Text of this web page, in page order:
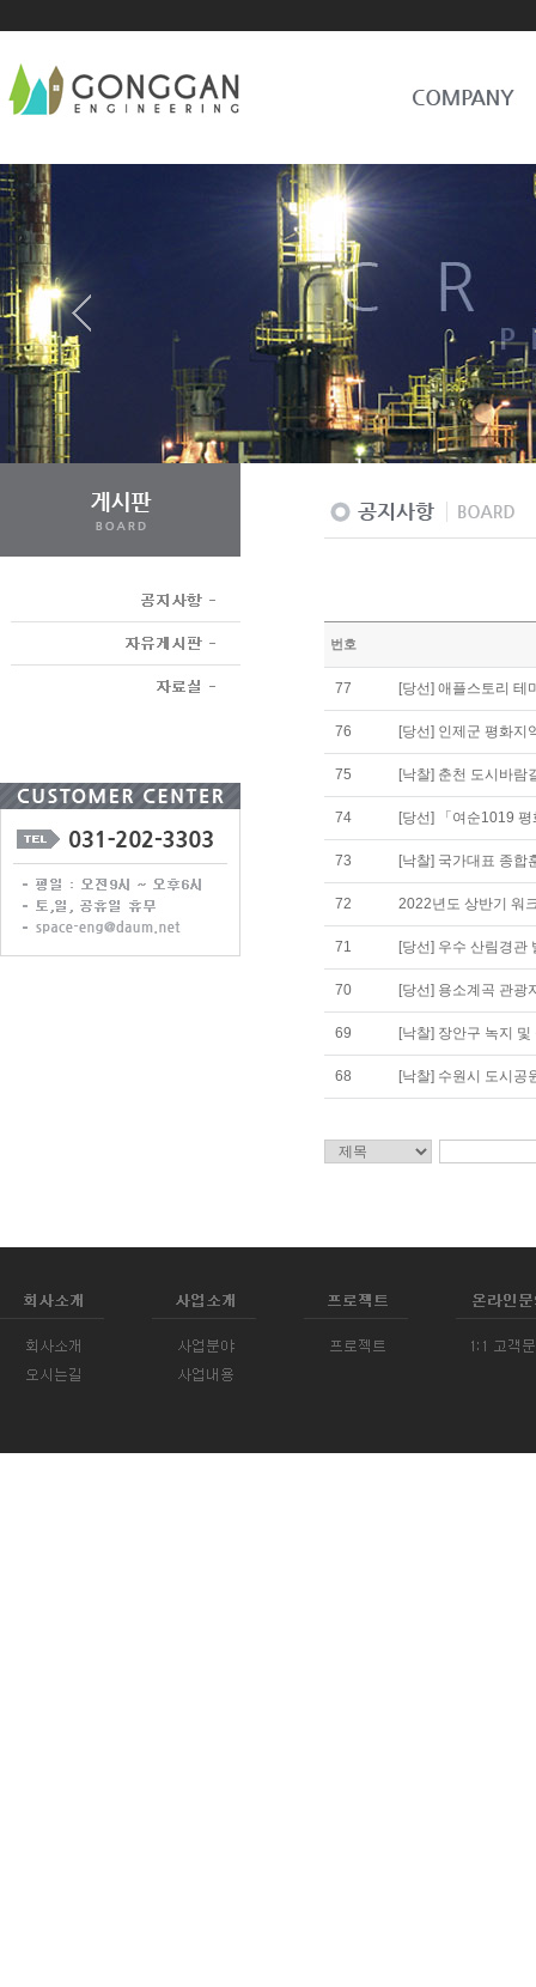
번호
77 [당선] 애플스토리 테
76 [당선] 인제군 평화지
75 [낙찰] 춘천 도시바람
74 [당선] 「여순1019
73 [낙찰] 국가대표 종합
72 2022년도 상반기 워
71 [당선] 우수 산림경관
70 [당선] 용소계곡 관광
69 [낙찰] 장안구 녹지
68 [낙찰] 수원시 도시공